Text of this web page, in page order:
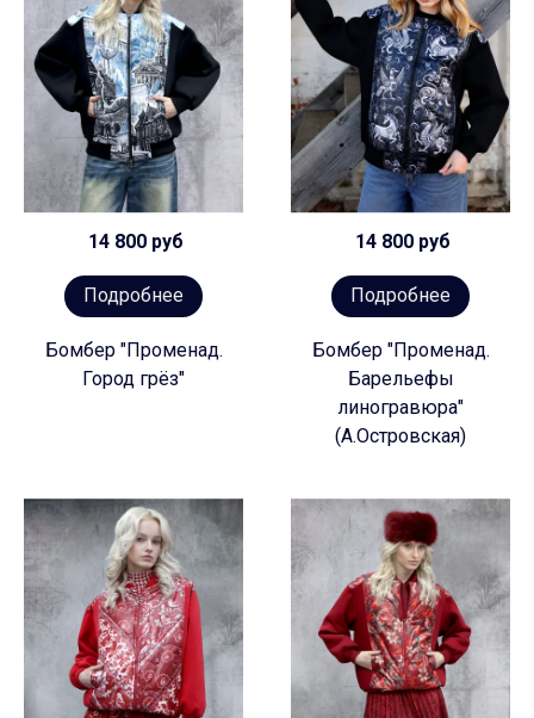
14 800 руб
Подробнее
Бомбер "Променад.
Город грёз"
14 800 руб
Подробнее
Бомбер "Променад.
Барельефы
линогравюра"
(А.Островская)